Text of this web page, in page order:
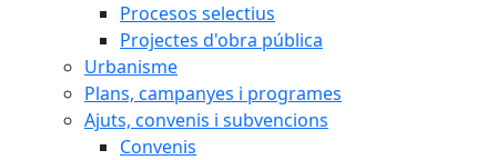
Procesos selectius
Projectes d'obra pública
Urbanisme
Plans, campanyes i programes
Ajuts, convenis i subvencions
Convenis